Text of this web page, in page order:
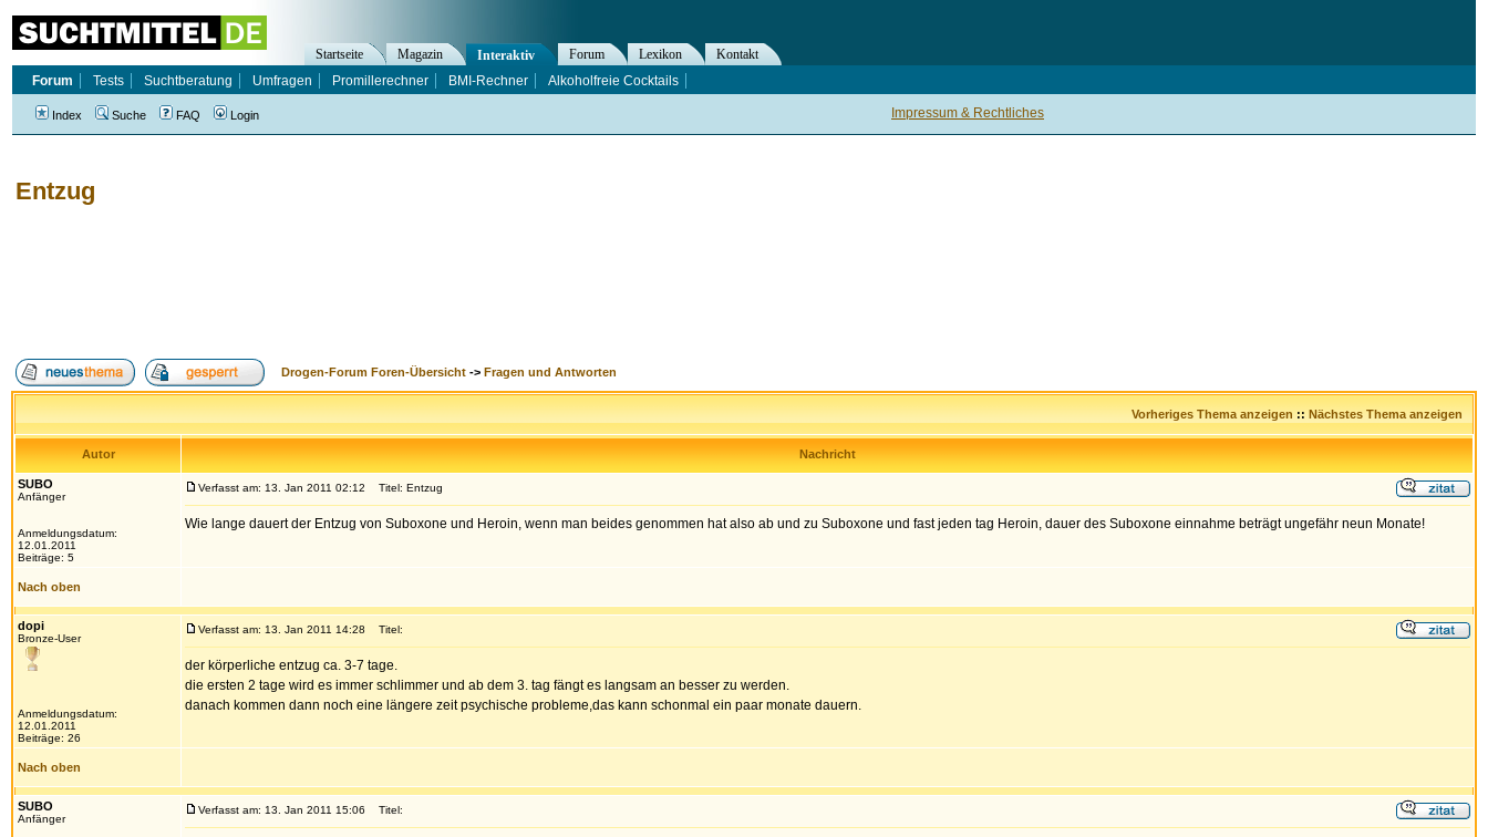
Entzug
Drogen-Forum Foren-Übersicht -> Fragen und Antworten
Vorheriges Thema anzeigen :: Nächstes Thema anzeigen
Autor Nachricht
SUBO
Anfänger
Anmeldungsdatum:
12.01.2011
Beiträge: 5
Verfasst am: 13. Jan 2011 02:12 Titel: Entzug
Wie lange dauert der Entzug von Suboxone und Heroin, wenn man beides genommen hat also ab und zu Suboxone und fast jeden tag Heroin, dauer des Suboxone einnahme beträgt ungefähr neun Monate!
Nach oben
dopi
Bronze-User
Anmeldungsdatum:
12.01.2011
Beiträge: 26
Verfasst am: 13. Jan 2011 14:28 Titel:
der körperliche entzug ca. 3-7 tage.
die ersten 2 tage wird es immer schlimmer und ab dem 3. tag fängt es langsam an besser zu werden.
danach kommen dann noch eine längere zeit psychische probleme,das kann schonmal ein paar monate dauern.
Nach oben
SUBO
Anfänger
Verfasst am: 13. Jan 2011 15:06 Titel:
Impressum & Rechtliches
Startseite Magazin Interaktiv Forum Lexikon
Kontakt
Forum
Tests Suchtberatung Umfragen Promillerechner BMI-Rechner Alkoholfreie Cocktails
Index Suche FAQ Login